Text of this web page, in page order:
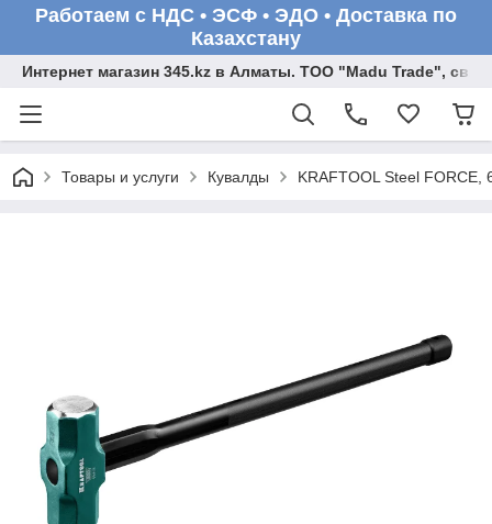
Работаем с НДС • ЭСФ • ЭДО • Доставка по
Казахстану
Интернет магазин 345.kz в Алматы. ТОО "Madu Trade",
Товары и услуги Кувалды KRAFTOOL Steel FORCE,